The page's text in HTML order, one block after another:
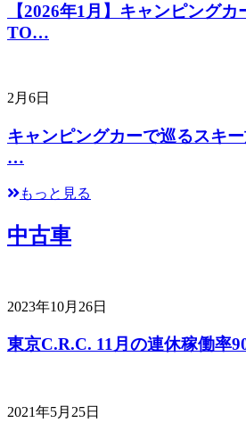
【2026年1月】キャンピング
TO…
2月6日
キャンピングカーで巡るスキ
…
もっと見る
中古車
2023年10月26日
東京C.R.C. 11月の連休稼働率
2021年5月25日